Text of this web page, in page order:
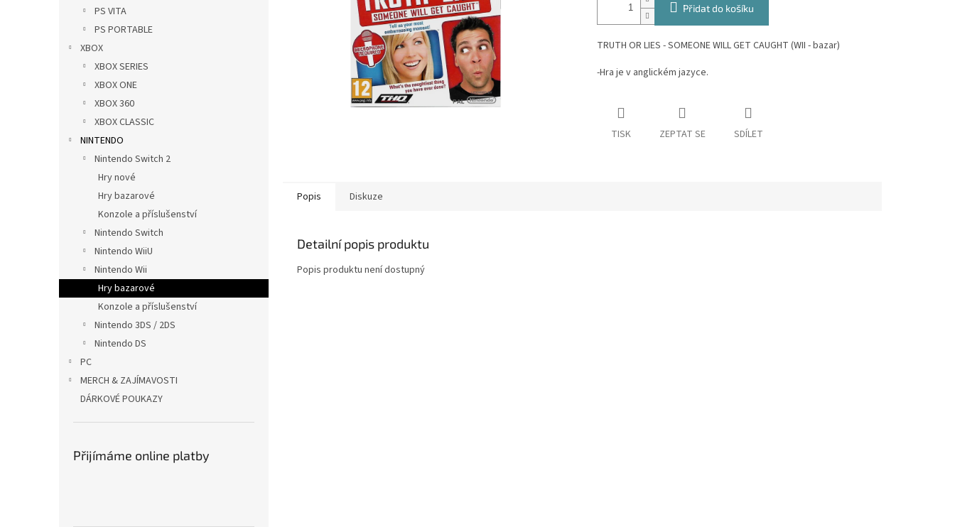
PS VITA
PS PORTABLE
XBOX
XBOX SERIES
XBOX ONE
XBOX 360
XBOX CLASSIC
NINTENDO
Nintendo Switch 2
Hry nové
Hry bazarové
Konzole a příslušenství
Nintendo Switch
Nintendo WiiU
Nintendo Wii
Hry bazarové
Konzole a příslušenství
Nintendo 3DS / 2DS
Nintendo DS
PC
MERCH & ZAJÍMAVOSTI
DÁRKOVÉ POUKAZY
Přijímáme online platby
Přidat do košíku
TRUTH OR LIES - SOMEONE WILL GET CAUGHT (WII - bazar)
-Hra je v anglickém jazyce.
TISK ZEPTAT SE SDÍLET
Popis Diskuze
Detailní popis produktu
Popis produktu není dostupný